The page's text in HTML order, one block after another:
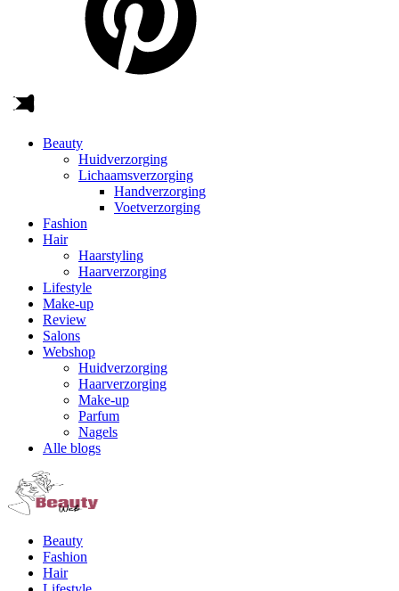
Beauty
Huidverzorging
Lichaamsverzorging
Handverzorging
Voetverzorging
Fashion
Hair
Haarstyling
Haarverzorging
Lifestyle
Make-up
Review
Salons
Webshop
Huidverzorging
Haarverzorging
Make-up
Parfum
Nagels
Alle blogs
Beauty
Fashion
Hair